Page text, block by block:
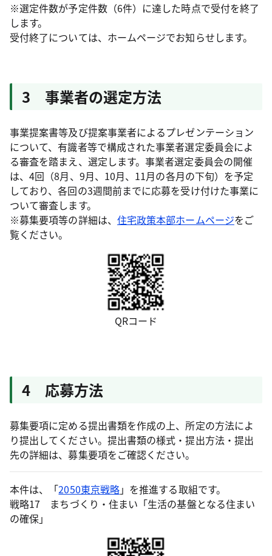
※選定件数が予定件数（6件）に達した時点で受付を終了
します。
受付終了については、ホームページでお知らせします。
3 事業者の選定方法
事業提案書等及び提案事業者によるプレゼンテーション
について、有識者等で構成された事業者選定委員会によ
る審査を踏まえ、選定します。事業者選定委員会の開催
は、4回（8月、9月、10月、11月の各月の下旬）を予定
しており、各回の3週間前までに応募を受け付けた事業に
ついて審査します。
※募集要項等の詳細は、 住宅政策本部ホームページをご
覧ください。
QRコード
4 応募方法
募集要項に定める提出書類を作成の上、所定の方法によ
り提出してください。提出書類の様式・提出方法・提出
先の詳細は、募集要項をご確認ください。
本件は、「2050東京戦略」を推進する取組です。
戦略17 まちづくり・住まい「生活の基盤となる住まい
の確保」